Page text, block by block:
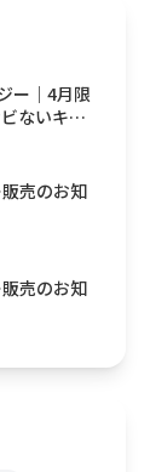
ー｜4月限
ないキレ
売のお知
売のお知